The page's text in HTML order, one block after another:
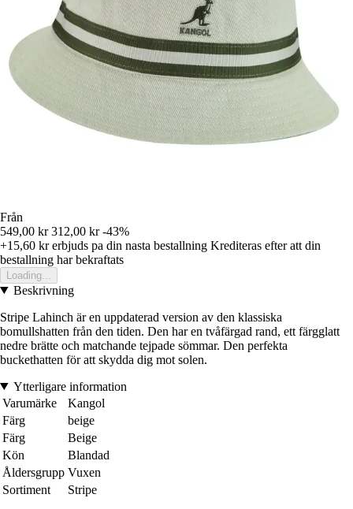
Från
549,00 kr 312,00 kr -43%
+15,60 krerbjuds pa din nasta bestallning Krediteras efter att din
bestallning har bekraftats
Loading...
Beskrivning
Stripe Lahinch är en uppdaterad version av den klassiska
bomullshatten från den tiden. Den har en tvåfärgad rand, ett färgglatt
nedre brätte och matchande tejpade sömmar. Den perfekta
buckethatten för att skydda dig mot solen.
Ytterligare information
Varumärke
Kangol
Färg
beige
Färg
Beige
Kön
Blandad
Åldersgrupp Vuxen
Sortiment
Stripe